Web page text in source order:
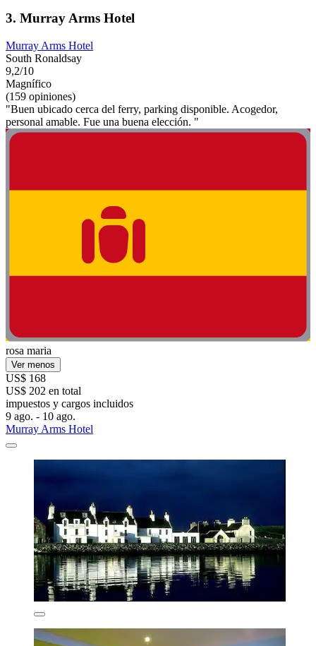
3. Murray Arms Hotel
Murray Arms Hotel
South Ronaldsay
9,2/10
Magnífico
(159 opiniones)
"Buen ubicado cerca del ferry, parking disponible. Acogedor,
personal amable. Fue una buena elección. "
rosa maria
Ver menos
US$ 168
US$ 202 en total
impuestos y cargos incluidos
9 ago. - 10 ago.
Murray Arms Hotel